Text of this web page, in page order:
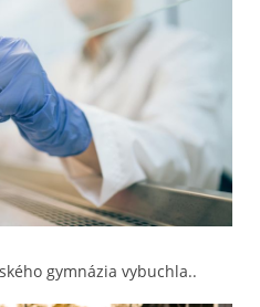
gymnázia vybuchla..